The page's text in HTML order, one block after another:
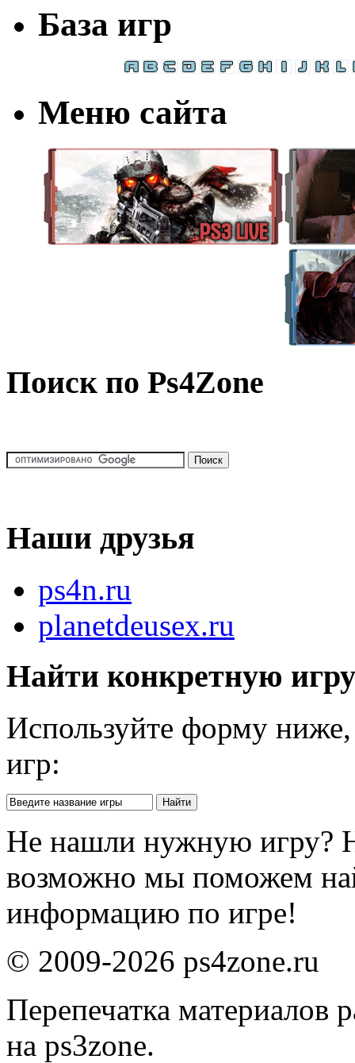
База игр
Меню сайта
Поиск по Ps4Zone
Наши друзья
ps4n.ru
planetdeusex.ru
Найти конкретную
Используйте форму
игр:
Не нашли нужную игру?
возможно мы поможем
информацию по игре!
© 2009-2026 ps4zone.ru
Перепечатка материалов
на ps3zone.